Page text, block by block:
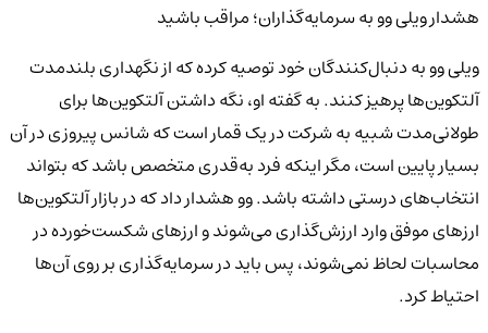
هشدار ویلی وو به سرمایه‌گذاران؛ مراقب باشید
ویلی وو به دنبال‌کنندگان خود توصیه کرده که از نگهداری بلندمدت
آلتکوین‌ها پرهیز کنند. به گفته او، نگه داشتن آلتکوین‌ها برای
طولانی‌مدت شبیه به شرکت در یک قمار است که شانس پیروزی در آن
بسیار پایین است، مگر اینکه فرد به‌قدری متخصص باشد که بتواند
انتخاب‌های درستی داشته باشد. وو هشدار داد که در بازار آلتکوین‌ها
ارزهای موفق وارد ارزش‌گذاری می‌شوند و ارزهای شکست‌خورده در
محاسبات لحاظ نمی‌شوند، پس باید در سرمایه‌گذاری بر روی آن‌ها
احتیاط کرد.